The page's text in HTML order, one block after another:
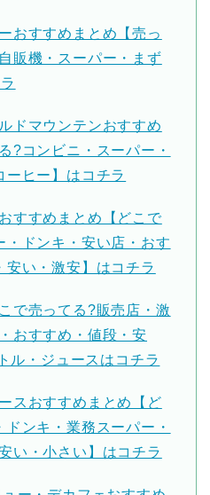
おすすめまとめ【売っ
販機・スーパー・まず
ドマウンテンおすすめ
?コンビニ・スーパー・
ーヒー】はコチラ
すすめまとめ【どこで
ドンキ・安い店・おす
い・激安】はコチラ
で売ってる?販売店・激
おすすめ・値段・安
ル・ジュースはコチラ
スおすすめまとめ【ど
ンキ・業務スーパー・
い・小さい】はコチラ